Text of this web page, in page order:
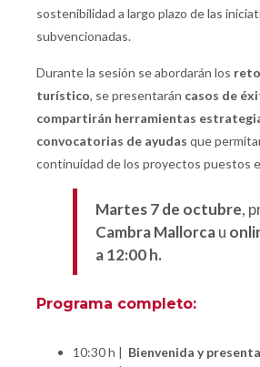
sostenibilidad a largo plazo de las
subvencionadas.
Durante la sesión se abordarán los
turístico, se presentarán casos de
compartirán herramientas
convocatorias de ayudas que
continuidad de los proyectos puestos
Martes 7 de octubre,
Cambra Mallorcau
a 12:00 h.
Programa completo:
10:30 h | Bienvenida y